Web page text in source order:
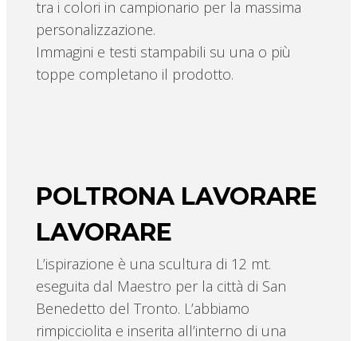
tra i colori in campionario per la massima
personalizzazione.
Immagini e testi stampabili su una o più
toppe completano il prodotto.
POLTRONA LAVORARE
LAVORARE
L’ispirazione è una scultura di 12 mt.
eseguita dal Maestro per la città di San
Benedetto del Tronto. L’abbiamo
rimpicciolita e inserita all’interno di una